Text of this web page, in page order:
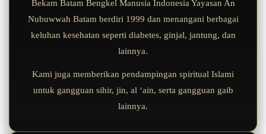
Bekam Batam Bengkel Manusia Indonesia Yayasan An
Nubuwwah Batam berdiri 1999 dan menangani berbagai
keluhan kesehatan seperti diabetes, ginjal, jantung, dan
lainnya.
Kami juga memberikan pendampingan spiritual Islami
untuk gangguan sihir, jin, al ‘ain, serta gangguan gaib
lainnya.